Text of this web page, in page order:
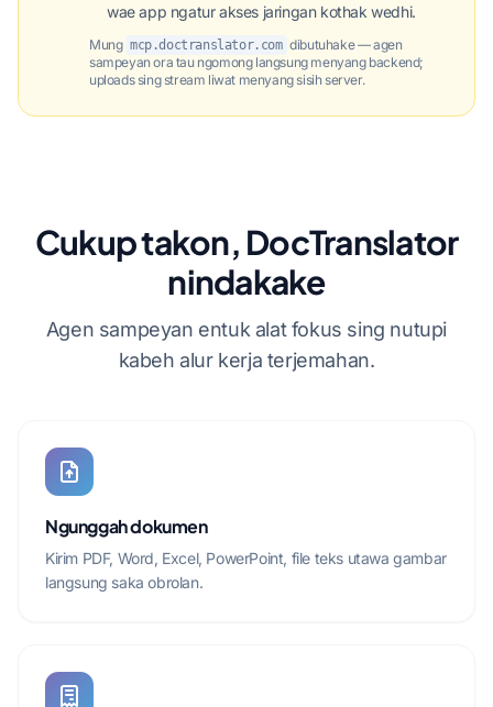
wae app ngatur akses jaringan kothak wedhi.
Mung mcp.doctranslator.com dibutuhake — agen
sampeyan ora tau ngomong langsung menyang backend;
uploads sing stream liwat menyang sisih server.
Cukup takon, DocTranslator
nindakake
Agen sampeyan entuk alat fokus sing nutupi
kabeh alur kerja terjemahan.
Ngunggah dokumen
Kirim PDF, Word, Excel, PowerPoint, file teks utawa gambar
langsung saka obrolan.